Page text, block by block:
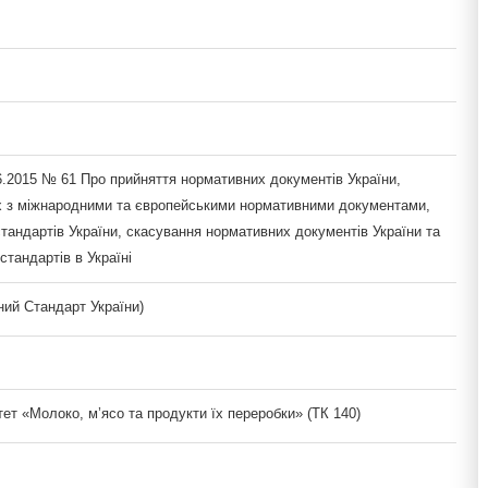
№ 61 Про прийняття нормативних документів України,
з міжнародними та європейськими нормативними документами,
України, скасування нормативних документів України та
в Україні
Стандарт України)
«Молоко, м’ясо та продукти їх переробки» (ТК 140)